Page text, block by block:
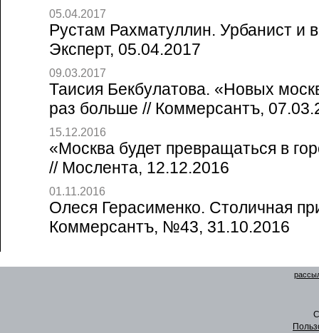
05.04.2017
Рустам Рахматуллин. Урбанист и
Эксперт, 05.04.2017
09.03.2017
Таисия Бекбулатова. «Новых
раз больше // Коммерсантъ,
15.12.2016
«Москва будет превращаться в
// Мослента, 12.12.2016
01.11.2016
Олеся Герасименко. Столичная
Коммерсантъ, №43, 31.10.2016